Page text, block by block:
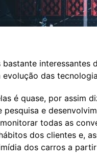
bastante interessantes
evolução das
é quase, por assim
pesquisa e
todas as
dos clientes e,
dos carros a